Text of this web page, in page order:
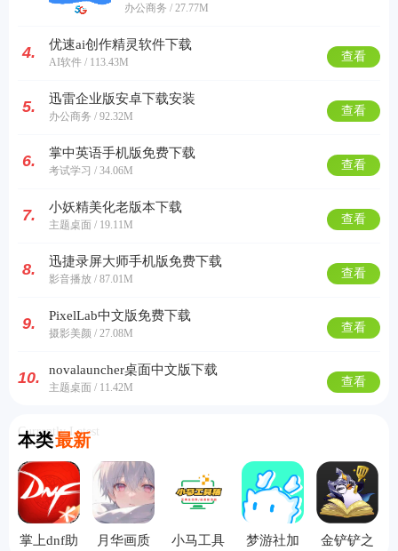
办公商务 / 27.77M
4. 优速ai创作精灵软件下载
AI软件 / 113.43M 查看
5. 迅雷企业版安卓下载安装
办公商务 / 92.32M 查看
6. 掌中英语手机版免费下载
考试学习 / 34.06M 查看
7. 小妖精美化老版本下载
主题桌面 / 19.11M 查看
8. 迅捷录屏大师手机版免费下载
影音播放 / 87.01M 查看
9. PixelLab中文版免费下载
摄影美颜 / 27.08M 查看
10. novalauncher桌面中文版下载
主题桌面 / 11.42M 查看
本类最新
Currently Latest
掌上dnf助
月华画质
小马工具
梦游社加
金铲铲之